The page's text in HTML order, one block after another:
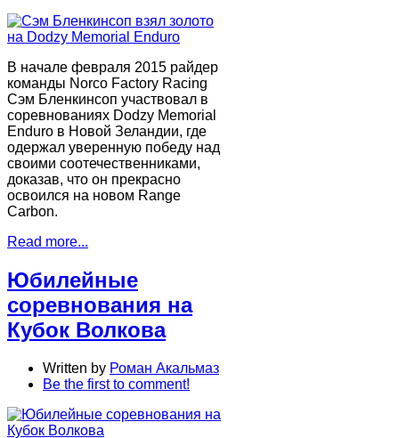
В начале февраля 2015 райдер
команды Norco Factory Racing
Сэм Бленкинсоп участвовал в
соревнованиях Dodzy Memorial
Enduro в Новой Зеландии, где
одержал уверенную победу над
своими соотечественниками,
доказав, что он прекрасно
освоился на новом Range
Carbon.
Read more...
Юбилейные
соревнования на
Кубок Волкова
Written by Роман Акальмаз
Be the first to comment!